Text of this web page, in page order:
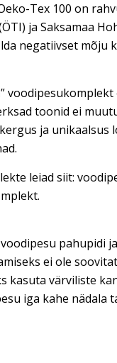
Tex 100 on
ja Saksamaa
negatiivset mõju
toonid ei
ja
leiad siit:
pahupidi
ei ole
kasuta värviliste
iga kahe